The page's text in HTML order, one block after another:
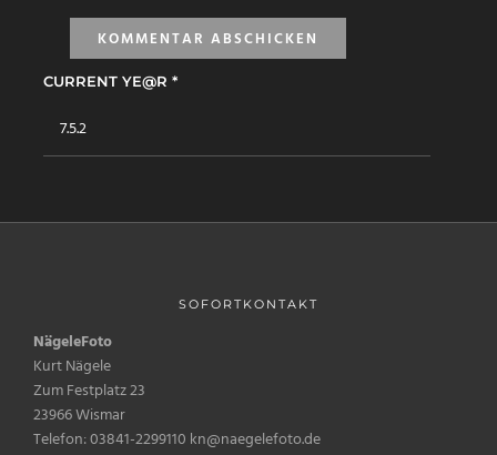
CURRENT YE@R *
SOFORTKONTAKT
NägeleFoto
Kurt Nägele
Zum Festplatz 23
23966 Wismar
Telefon: 03841-2299110 kn@naegelefoto.de